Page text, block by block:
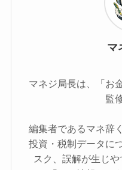
マ
マネジ局長は、「お
監
編集者であるマネ辞
投資・税制データに
スク、誤解が生じ